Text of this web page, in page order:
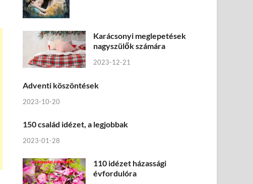
Karácsonyi meglepetések
nagyszülők számára
2023-12-21
Adventi köszöntések
2023-10-20
150 család idézet, a legjobbak
2023-01-28
110 idézet házassági
évfordulóra